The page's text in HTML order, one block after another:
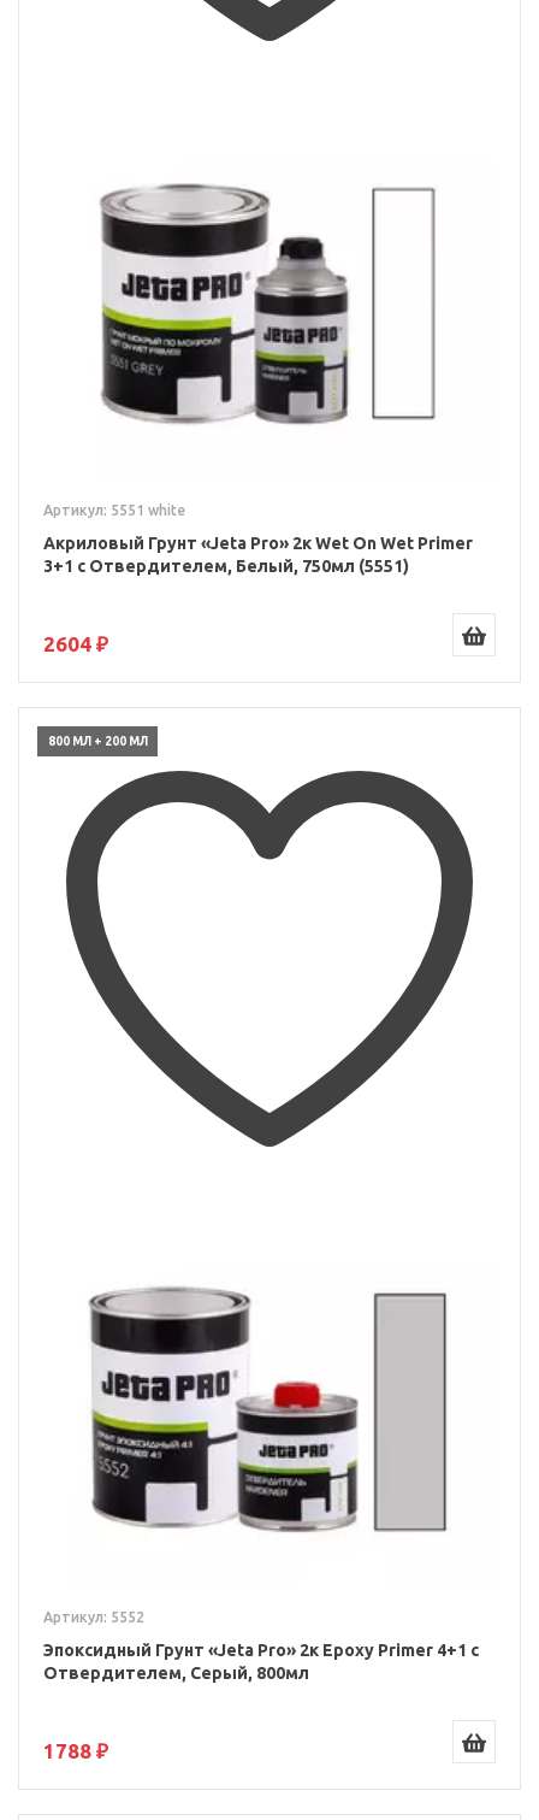
Артикул: 5551 white
Акриловый Грунт «Jeta Pro» 2к Wet On Wet Primer
3+1 с Отвердителем, Белый, 750мл (5551)
2604 ₽
800 МЛ + 200 МЛ
Артикул: 5552
Эпоксидный Грунт «Jeta Pro» 2к Epoxy Primer 4+1 c
Отвердителем, Серый, 800мл
1788 ₽